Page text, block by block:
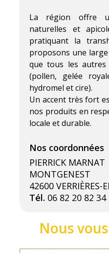
La région offre
naturelles et
pratiquant la
proposons une
que tous les
(pollen, gelée
hydromel et cire).
Un accent très fort
nos produits en
locale et durable.
PIERRICK MARNAT
MONTGENEST
42600 VERRIÈRES-
Tél. 06 82 20 82 34